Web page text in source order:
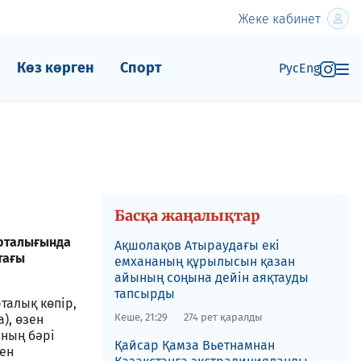
Жеке кабинет
Көз көрген Спорт РусEng
көпір,
өзен
бәрі
Басқа жаңалықтар
Ақшолақов Атыраудағы екі
емхананың құрылысын қазан
айының соңына дейін аяқтауды
тапсырды
Кеше, 21:29 274 рет қаралды
​Қайсар Қамза Вьетнамнан